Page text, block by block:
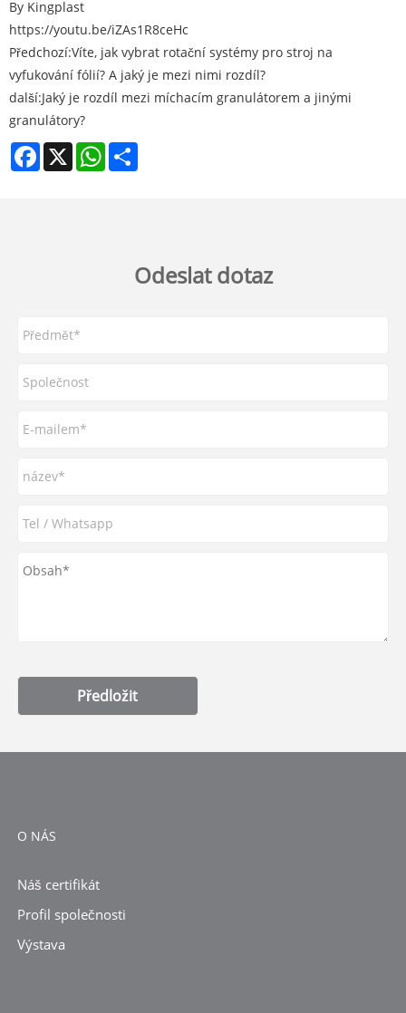
By Kingplast
https://youtu.be/iZAs1R8ceHc
Předchozí:Víte, jak vybrat rotační systémy pro stroj na
vyfukování fólií? A jaký je mezi nimi rozdíl?
další:Jaký je rozdíl mezi míchacím granulátorem a jinými
granulátory?
Facebook
X WhatsApp
Odeslat dotaz
Předložit
O NÁS
Náš certifikát
Profil společnosti
Výstava